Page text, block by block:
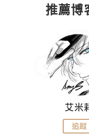
推薦博
艾米
追蹤